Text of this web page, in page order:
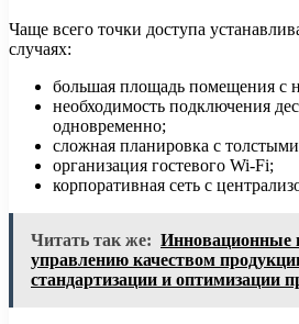
Чаще всего точки доступа
случаях:
большая площадь помещения с
необходимость подключения
одновременно;
сложная планировка с
организация гостевого Wi-Fi;
корпоративная сеть с
Читать так же: Инновационные
управлению качеством
стандартизации и оптимизации